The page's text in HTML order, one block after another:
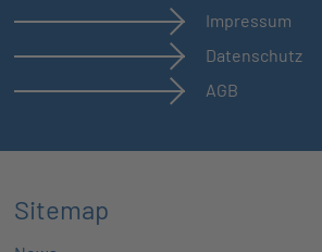
Impressum
Datenschutz
AGB
Sitemap